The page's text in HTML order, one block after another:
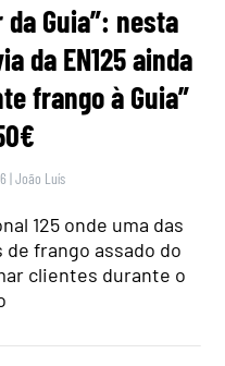
Guia”: nesta
da EN125 ainda
frango à Guia”
|João Luís
125 onde uma das
frango assado do
clientes durante o